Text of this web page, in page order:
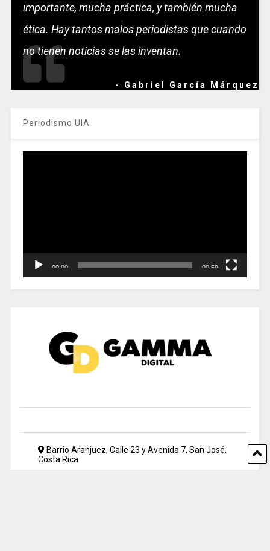
importante, mucha práctica, y también mucha
ética. Hay tantos malos periodistas que cuando
no tienen noticias se las inventan.
- Gabriel García Márquez
Periodismo UIA
00:00 00:59
Barrio Aranjuez, Calle 23 y Avenida 7, San José,
Costa Rica